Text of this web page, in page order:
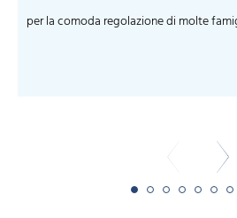
per la comoda regolazione di molte